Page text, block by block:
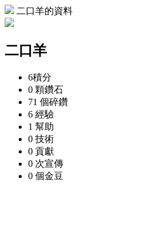
二口羊的資料
二口羊
6積分
0 顆鑽石
71 個碎鑽
6 經驗
1 幫助
0 技術
0 貢獻
0 次宣傳
0 個金豆